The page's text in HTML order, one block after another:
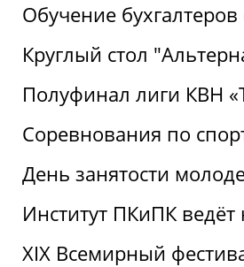
Обучение
Круглый стол
Полуфинал лиги КВН
Соревнования по
День занятости
Институт ПКиПК
XIX Всемирный